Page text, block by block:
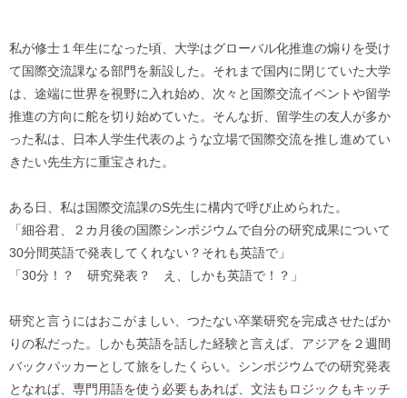
私が修士１年生になった頃、大学はグローバル化推進の煽りを受け
て国際交流課なる部門を新設した。それまで国内に閉じていた大学
は、途端に世界を視野に入れ始め、次々と国際交流イベントや留学
推進の方向に舵を切り始めていた。そんな折、留学生の友人が多か
った私は、日本人学生代表のような立場で国際交流を推し進めてい
きたい先生方に重宝された。
ある日、私は国際交流課のS先生に構内で呼び止められた。
「細谷君、２カ月後の国際シンポジウムで自分の研究成果について
30分間英語で発表してくれない？それも英語で」
「30分！？ 研究発表？ え、しかも英語で！？」
研究と言うにはおこがましい、つたない卒業研究を完成させたばか
りの私だった。しかも英語を話した経験と言えば、アジアを２週間
バックパッカーとして旅をしたくらい。シンポジウムでの研究発表
となれば、専門用語を使う必要もあれば、文法もロジックもキッチ